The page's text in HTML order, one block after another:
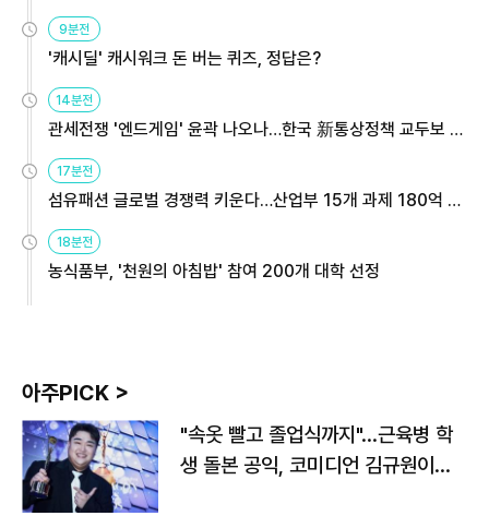
9분전
'캐시딜' 캐시워크 돈 버는 퀴즈, 정답은?
14분전
관세전쟁 '엔드게임' 윤곽 나오나…한국 新통상정책 교두보 활
용해야
17분전
섬유패션 글로벌 경쟁력 키운다…산업부 15개 과제 180억 지
원
18분전
농식품부, '천원의 아침밥' 참여 200개 대학 선정
아주PICK >
"속옷 빨고 졸업식까지"…근육병 학
생 돌본 공익, 코미디언 김규원이었